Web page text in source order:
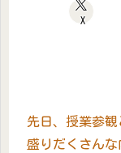
X
先日、授業参観
盛りだくさん